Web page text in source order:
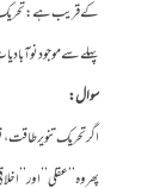
کے قریب ہے: تحریک
پہلے سے موجود
سوال:
اگر تحریک تنویر
پھر وہ ’’عقلی’’ اور